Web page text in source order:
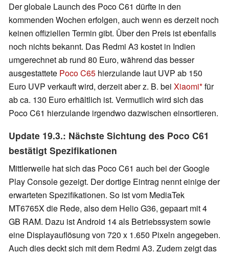
Der globale Launch des Poco C61 dürfte in den
kommenden Wochen erfolgen, auch wenn es derzeit noch
keinen offiziellen Termin gibt. Über den Preis ist ebenfalls
noch nichts bekannt. Das Redmi A3 kostet in Indien
umgerechnet ab rund 80 Euro, während das besser
ausgestattete Poco C65 hierzulande laut UVP ab 150
Euro UVP verkauft wird, derzeit aber z. B. bei Xiaomi für
ab ca. 130 Euro erhältlich ist. Vermutlich wird sich das
Poco C61 hierzulande irgendwo dazwischen einsortieren.
Update 19.3.: Nächste Sichtung des Poco C61
bestätigt Spezifikationen
Mittlerweile hat sich das Poco C61 auch bei der Google
Play Console gezeigt. Der dortige Eintrag nennt einige der
erwarteten Spezifikationen. So ist vom MediaTek
MT6765X die Rede, also dem Helio G36, gepaart mit 4
GB RAM. Dazu ist Android 14 als Betriebssystem sowie
eine Displayauflösung von 720 x 1.650 Pixeln angegeben.
Auch dies deckt sich mit dem Redmi A3. Zudem zeigt das